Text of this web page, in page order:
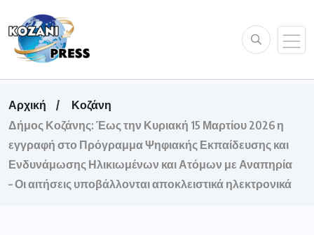
Αρχική
Κοζάνη
Δήμος Κοζάνης: Έως την Κυριακή 15 Μαρτίου 2026 η
εγγραφή στο Πρόγραμμα Ψηφιακής Εκπαίδευσης και
Ενδυνάμωσης Ηλικιωμένων και Ατόμων με Αναπηρία
– Οι αιτήσεις υποβάλλονται αποκλειστικά ηλεκτρονικά